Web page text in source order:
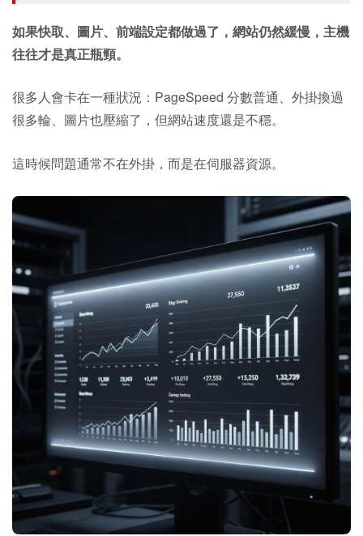
如果快取、圖片、前端設定都做過了，網站仍然緩慢，主機
往往才是真正瓶頸。
很多人會卡在一種狀況：PageSpeed 分數普通、外掛換過
很多輪、圖片也壓縮了，但網站速度還是不穩。
這時候問題通常不在外掛，而是在伺服器資源。